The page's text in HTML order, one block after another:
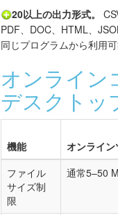
20以上の出力形式。
PDF、DOC、HTML、
同じプログラムから利用可
オンライン
デスクトッ
機能 オンライ
ファイル
サイズ制
限
通常5–50